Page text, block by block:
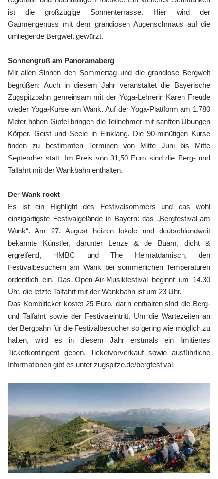
ist die großzügige Sonnenterrasse. Hier wird der
Gaumengenuss mit dem grandiosen Augenschmaus auf die
umliegende Bergwelt gewürzt.
Sonnengruß am Panoramaberg
Mit allen Sinnen den Sommertag und die grandiose Bergwelt
begrüßen: Auch in diesem Jahr veranstaltet die Bayerische
Zugspitzbahn gemeinsam mit der Yoga-Lehrerin Karen Freude
wieder Yoga-Kurse am Wank. Auf der Yoga-Plattform am 1.780
Meter hohen Gipfel bringen die Teilnehmer mit sanften Übungen
Körper, Geist und Seele in Einklang. Die 90-minütigen Kurse
finden zu bestimmten Terminen von Mitte Juni bis Mitte
September statt. Im Preis von 31,50 Euro sind die Berg- und
Talfahrt mit der Wankbahn enthalten.
Der Wank rockt
Es ist ein Highlight des Festivalsommers und das wohl
einzigartigste Festivalgelände in Bayern: das „Bergfestival am
Wank“. Am 27. August heizen lokale und deutschlandweit
bekannte Künstler, darunter Lenze & de Buam, dicht &
ergreifend, HMBC und The Heimatdamisch, den
Festivalbesuchern am Wank bei sommerlichen Temperaturen
ordentlich ein. Das Open-Air-Musikfestival beginnt um 14.30
Uhr, die letzte Talfahrt mit der Wankbahn ist um 23 Uhr.
Das Kombiticket kostet 25 Euro, darin enthalten sind die Berg-
und Talfahrt sowie der Festivaleintritt. Um die Wartezeiten an
der Bergbahn für die Festivalbesucher so gering wie möglich zu
halten, wird es in diesem Jahr erstmals ein limitiertes
Ticketkontingent geben. Ticketvorverkauf sowie ausführliche
Informationen gibt es unter zugspitze.de/bergfestival